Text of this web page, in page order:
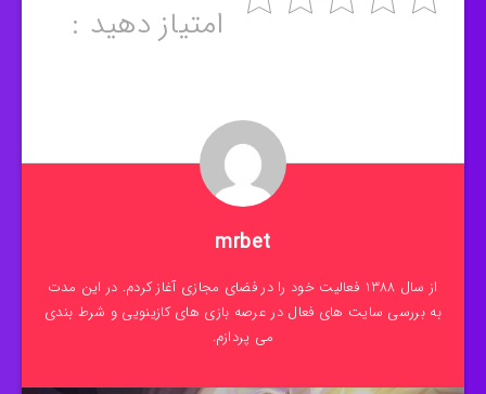
امتیاز دهید :
mrbet
از سال 1388 فعالیت خود را در فضای مجازی آغاز کردم. در این مدت
به بررسی سایت های فعال در عرصه بازی های کازینویی و شرط بندی
می پردازم.